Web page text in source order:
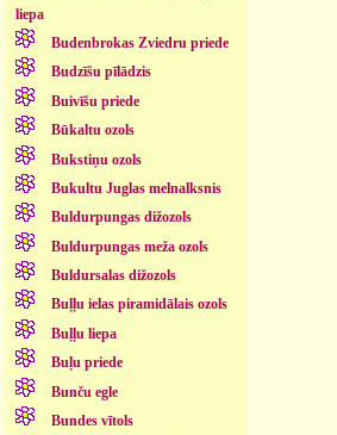
liepa
Budenbrokas Zviedru priede
Budzīšu pīlādzis
Buivīšu priede
Būkaltu ozols
Bukstiņu ozols
Bukultu Juglas melnalksnis
Buldurpungas dižozols
Buldurpungas meža ozols
Buldursalas dižozols
Buļļu ielas piramidālais ozols
Buļļu liepa
Buļu priede
Bunču egle
Bundes vītols